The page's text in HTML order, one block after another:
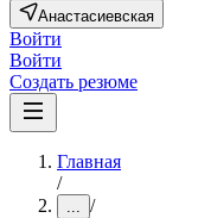
Анастасиевская
Войти
Войти
Создать резюме
Главная
/
... /